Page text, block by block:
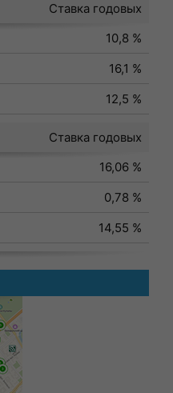
Ставка годовых
10,8 %
16,1 %
12,5 %
Ставка годовых
16,06 %
0,78 %
14,55 %